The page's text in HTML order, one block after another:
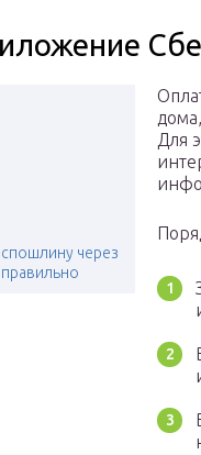
через
правильно
Для